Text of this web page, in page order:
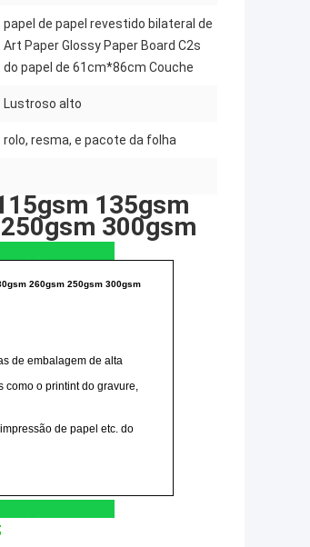
papel de papel revestido bilateral de
Art Paper Glossy Paper Board C2s
do papel de 61cm*86cm Couche
Lustroso alto
rolo, resma, e pacote da folha
135gsm
300gsm
260gsm 250gsm 300gsm
de embalagem de alta
como o printint do gravure,
de papel etc. do